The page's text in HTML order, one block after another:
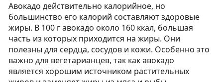
Авокадо действительно калорийное, но
большинство его калорий составляют здоровые
жиры. В 100 г авокадо около 160 ккал, большая
часть из которых приходится на жиры. Они
полезны для сердца, сосудов и кожи. Особенно это
важно для вегетарианцев, так как авокадо
является хорошим источником растительных